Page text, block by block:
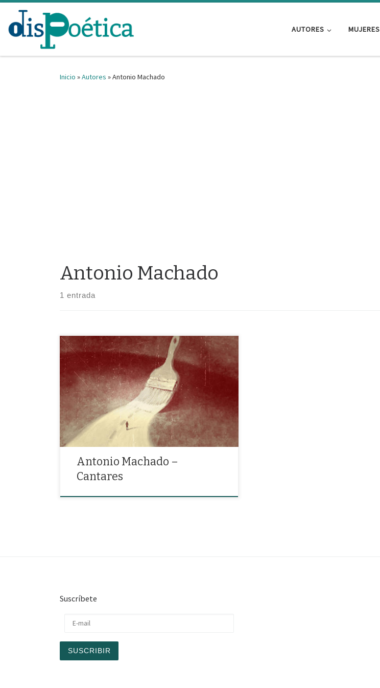
Saltar al contenido
AUTORES MUJERES
Inicio »Autores »Antonio Machado
Antonio Machado
1 entrada
«Caminante, son tus huellas el camino y nada más;
Caminante, no hay camino, se hace camino al andar.»
Antonio Machado –
Cantares
Suscríbete
SUSCRIBIR